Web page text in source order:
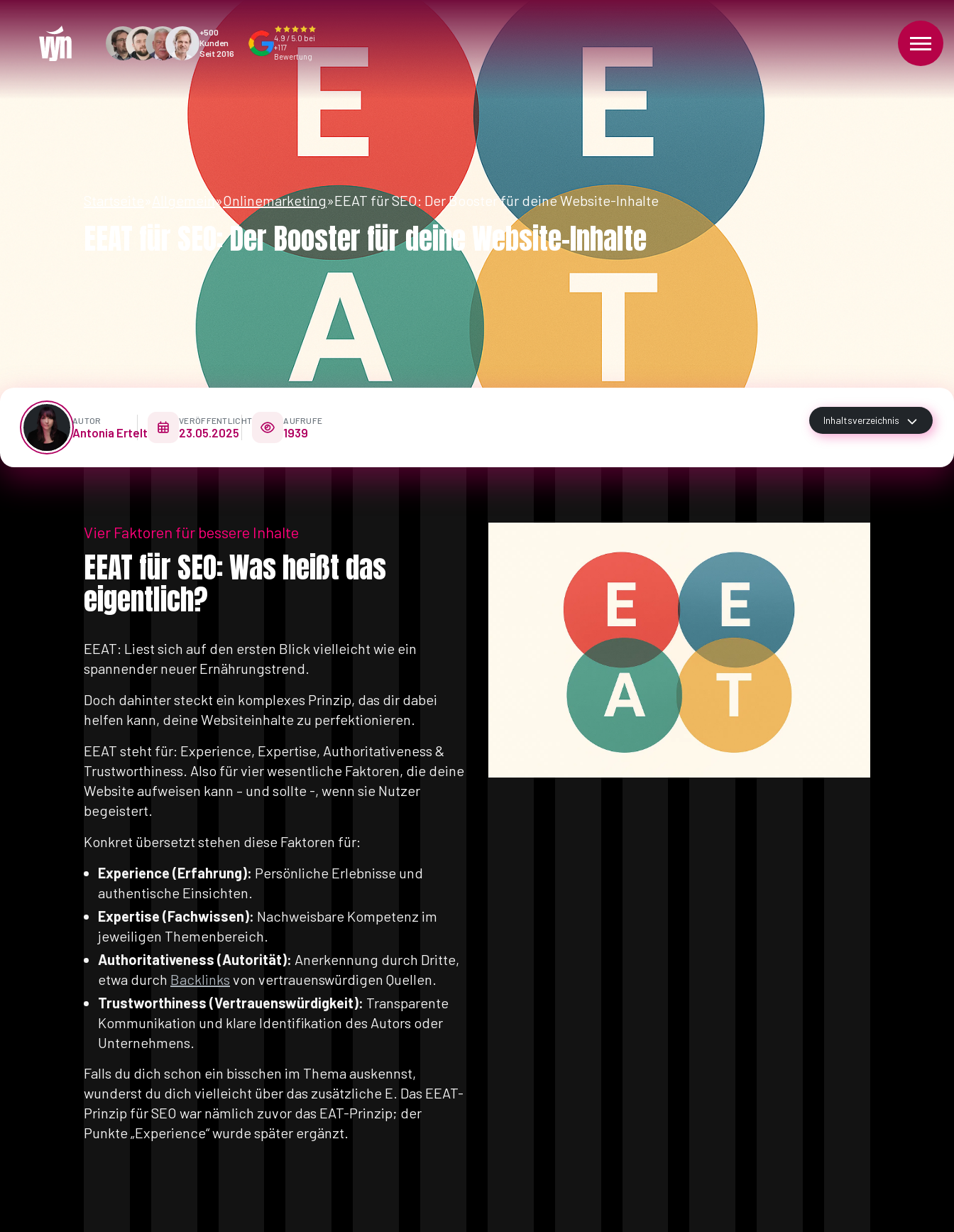
+500
Kunden
Seit 2016
4.9 / 5.0 bei
+117
Bewertung
Allgemein»Onlinemarketing»EEAT für SEO: Der Booster für deine Website-Inhalte
EEAT für SEO: Der Booster für deine Website-Inhalte
AUTOR
Antonia Ertelt
VERÖFFENTLICHT
23.05.2025
AUFRUFE
1939
Inhaltsverzeichnis
Vier Faktoren für bessere Inhalte
EEAT für SEO: Was heißt das
eigentlich?
EEAT: Liest sich auf den ersten Blick vielleicht wie ein
spannender neuer Ernährungstrend.
Doch dahinter steckt ein komplexes Prinzip, das dir dabei
helfen kann, deine Websiteinhalte zu perfektionieren.
EEAT steht für: Experience, Expertise, Authoritativeness &
Trustworthiness. Also für vier wesentliche Faktoren, die deine
Website aufweisen kann – und sollte -, wenn sie Nutzer
begeistert.
Konkret übersetzt stehen diese Faktoren für:
Experience (Erfahrung): Persönliche Erlebnisse und
authentische Einsichten.
Expertise (Fachwissen): Nachweisbare Kompetenz im
jeweiligen Themenbereich.
Authoritativeness (Autorität): Anerkennung durch Dritte,
etwa durch Backlinks von vertrauenswürdigen Quellen.
Trustworthiness (Vertrauenswürdigkeit): Transparente
Kommunikation und klare Identifikation des Autors oder
Unternehmens.
Falls du dich schon ein bisschen im Thema auskennst,
wunderst du dich vielleicht über das zusätzliche E. Das EEAT-
Prinzip für SEO war nämlich zuvor das EAT-Prinzip; der
Punkte „Experience“ wurde später ergänzt.